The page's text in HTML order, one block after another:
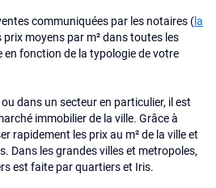
communiquées par les notaires (la
prix moyens par m² dans toutes les
en fonction de la typologie de votre
dans un secteur en particulier, il est
immobilier de la ville. Grâce à
rapidement les prix au m² de la ville et
Dans les grandes villes et metropoles,
est faite par quartiers et Iris.